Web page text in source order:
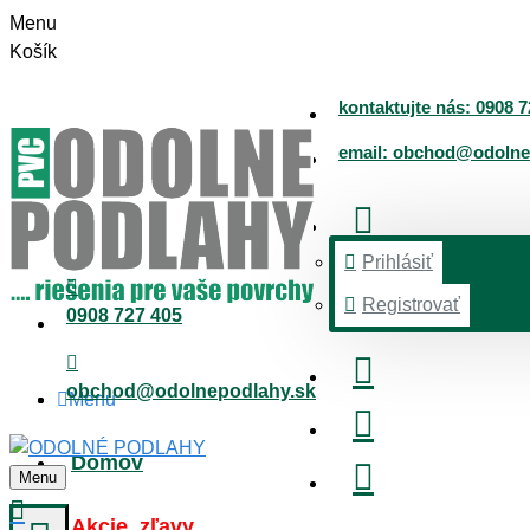
Menu
Košík
kontaktujte nás: 0908
email:
Prihlásiť
Registrovať
Menu
Domov
0908 727 405
obchod@odolnepodlahy.sk
Menu